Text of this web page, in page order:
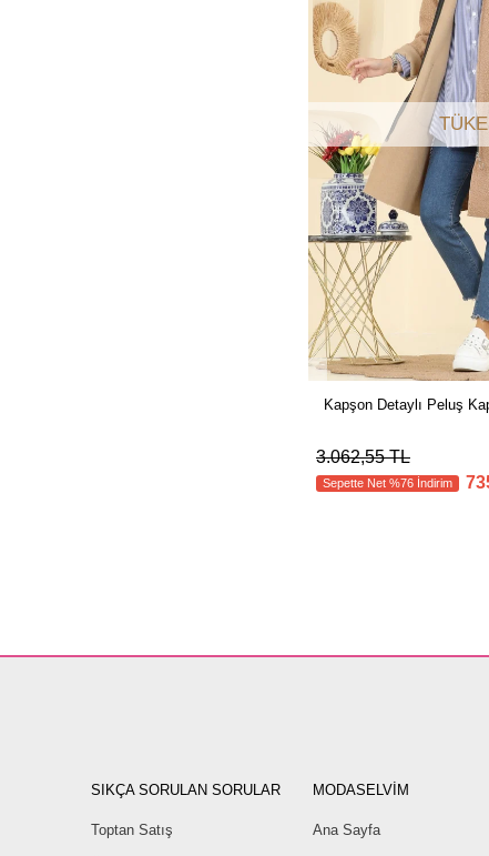
Kapşon Detaylı Peluş
3.062,55 TL
Sepette Net %76 İndirim
SIKÇA SORULAN SORULAR
Toptan Satış
MODASELVİM
Ana Sayfa